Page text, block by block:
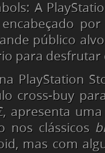
A
público
para desfrutar
PlayStation
cross-buy
apresenta
nos clássicos
mas com